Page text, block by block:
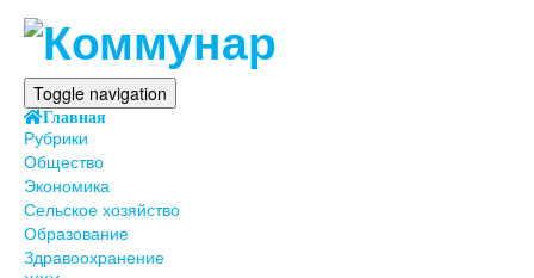
Toggle navigation
Главная
Рубрики
Общество
Экономика
Сельское хозяйство
Образование
Здравоохранение